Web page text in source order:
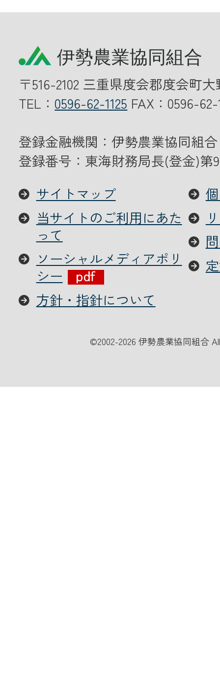
〒516-2102 三重県度会郡度会町
TEL： 0596-62-1125 FAX：0596-62-
登録金融機関：伊勢農業協同組合
登録番号：東海財務局長(登金)第
サイトマップ
当サイトのご利用にあた
って
ソーシャルメディアポリ
シー
方針・指針について
©2002-2026 伊勢農業協同組合